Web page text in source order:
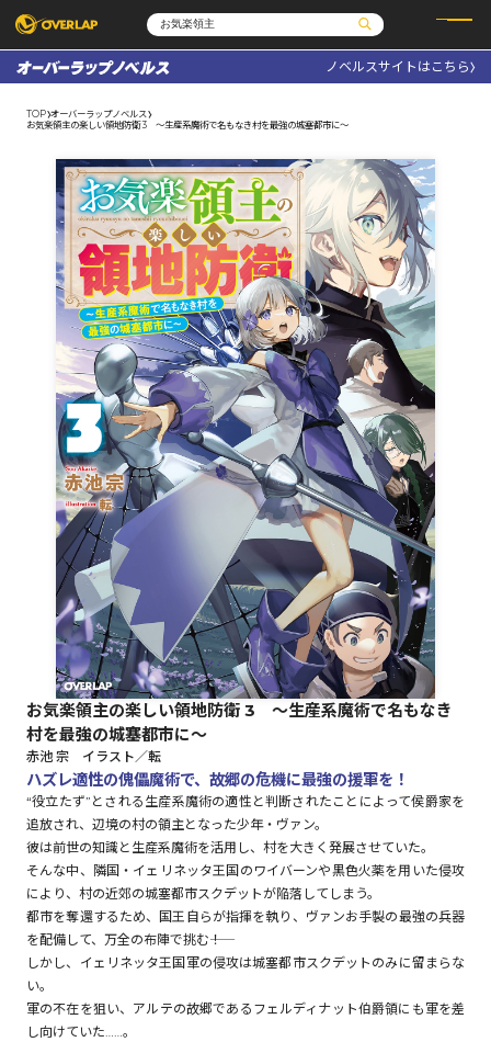
コミックガルド
コミッククリエ
LiQulle
ノベルス
ノベルスf
コミックエッセイ
ポケットモンスター
アニメ
ゲーム
OVERLAP STORE
オーバーラップ広報室
企業
会社概要
採用情報
アクセス
オーバーラップホールディングス
お問い合わせはこちら
オーバーラップ文庫
オーバーラップノベルス
オーバーラップノベルスf
ロサージュノベルス
コミックガルド
リキューレ
コミックパルフェ
ノベルスサイトはこちら
TOP オーバーラップノベルス
お気楽領主の楽しい領地防衛 3 ～生産系魔術で名もなき村を最強の城塞都市に～
お気楽領主の楽しい領地防衛 3 ～生産系魔術で名もなき
村を最強の城塞都市に～
赤池 宗 イラスト／転
ハズレ適性の傀儡魔術で、故郷の危機に最強の援軍を！
“役立たず”とされる生産系魔術の適性と判断されたことによって侯爵家を
追放され、辺境の村の領主となった少年・ヴァン。
彼は前世の知識と生産系魔術を活用し、村を大きく発展させていた。
そんな中、隣国・イェリネッタ王国のワイバーンや黒色火薬を用いた侵攻
により、村の近郊の城塞都市スクデットが陥落してしまう。
都市を奪還するため、国王自らが指揮を執り、ヴァンお手製の最強の兵器
を配備して、万全の布陣で挑む――！
しかし、イェリネッタ王国軍の侵攻は城塞都市スクデットのみに留まらな
い。
軍の不在を狙い、アルテの故郷であるフェルディナット伯爵領にも軍を差
し向けていた……。